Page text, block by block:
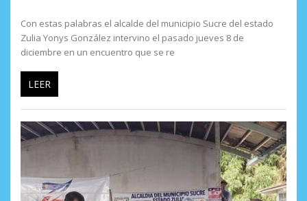
Con estas palabras el alcalde del municipio Sucre del estado
Zulia Yonys González intervino el pasado jueves 8 de
diciembre en un encuentro que se re
LEER